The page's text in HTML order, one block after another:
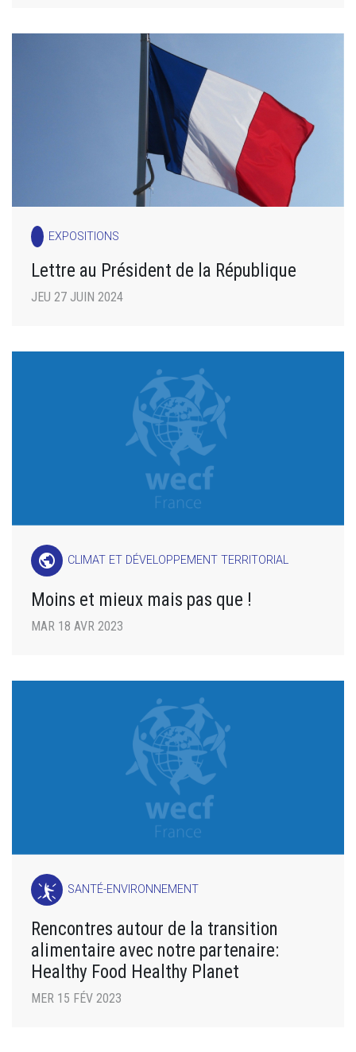
EXPOSITIONS
Lettre au Président de la République
JEU 27 JUIN 2024
public CLIMAT ET DÉVELOPPEMENT TERRITORIAL
Moins et mieux mais pas que !
MAR 18 AVR 2023
SANTÉ-ENVIRONNEMENT
Rencontres autour de la transition
alimentaire avec notre partenaire:
Healthy Food Healthy Planet
MER 15 FÉV 2023